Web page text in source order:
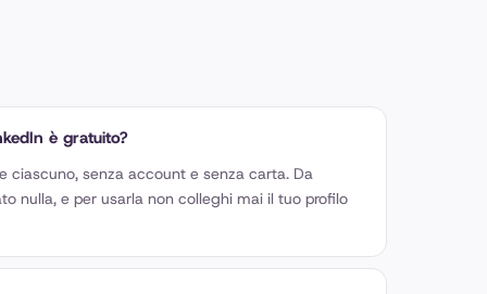
è gratuito?
ciascuno, senza account e senza carta. Da
nulla, e per usarla non colleghi mai il tuo profilo